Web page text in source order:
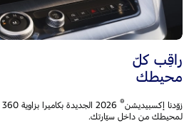
راقِب كلّ
محيطك
زوّدنا إكسبيديشن®
لمحيطك من داخل سيّارتك.